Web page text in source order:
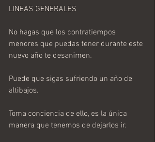
LINEAS GENERALES
No hagas que los contratiempos
menores que puedas tener durante este
nuevo año te desanimen.
Puede que sigas sufriendo un año de
altibajos.
Toma conciencia de ello, es la única
manera que tenemos de dejarlos ir.